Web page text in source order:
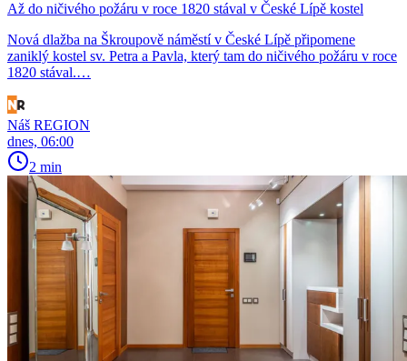
Až do ničivého požáru v roce 1820 stával v České Lípě kostel
Nová dlažba na Škroupově náměstí v České Lípě připomene
zaniklý kostel sv. Petra a Pavla, který tam do ničivého požáru v roce
1820 stával.…
Náš REGION
dnes, 06:00
2 min